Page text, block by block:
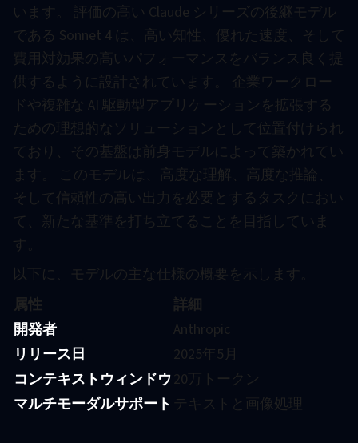
います。 評価の高い Claude シリーズの後継モデル
である Sonnet 4 は、高い知性、優れた速度、そして
費用対効果の高いパフォーマンスをバランス良く提
供するように設計されています。 企業ワークロー
ドや複雑な AI 駆動型アプリケーションを拡張する
ための理想的なソリューションとして位置付けられ
ており、その基盤は前身モデルによって築かれてい
ます。 このモデルは、高度な理解、高度な推論、
そして信頼性の高い出力を必要とするタスクにおい
て、新たな基準を打ち立てることを目指していま
す。
以下に、モデルの主な仕様の概要を示します。
属性
詳細
開発者
Anthropic
リリース日
2025年5月
コンテキストウィンドウ20万トークン
マルチモーダルサポート テキストと画像処理